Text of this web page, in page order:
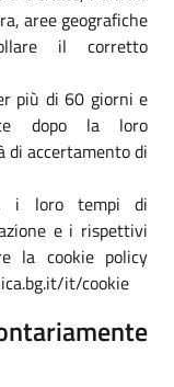
aree geografiche
il corretto
più di 60 giorni e
dopo la loro
di accertamento di
i loro tempi di
e i rispettivi
la cookie policy
it/cookie